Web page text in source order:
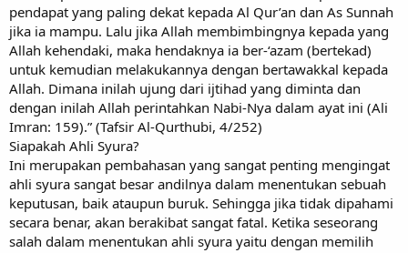
pendapat yang paling dekat kepada Al Qur’an dan As Sunnah
jika ia mampu. Lalu jika Allah membimbingnya kepada yang
Allah kehendaki, maka hendaknya ia ber-‘azam (bertekad)
untuk kemudian melakukannya dengan bertawakkal kepada
Allah. Dimana inilah ujung dari ijtihad yang diminta dan
dengan inilah Allah perintahkan Nabi-Nya dalam ayat ini (Ali
Imran: 159).” (Tafsir Al-Qurthubi, 4/252)
Siapakah Ahli Syura?
Ini merupakan pembahasan yang sangat penting mengingat
ahli syura sangat besar andilnya dalam menentukan sebuah
keputusan, baik ataupun buruk. Sehingga jika tidak dipahami
secara benar, akan berakibat sangat fatal. Ketika seseorang
salah dalam menentukan ahli syura yaitu dengan memilih